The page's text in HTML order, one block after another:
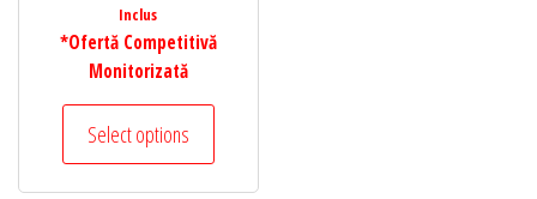
Inclus
*Ofertă Competitivă
Monitorizată
Select options